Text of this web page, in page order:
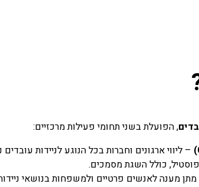
,הפועלת בשני תחומי פעילות מרכזיים:
– ליווי ארגונים וחברות בכל הנוגע לניידות
כולל השגת מסמכים.
מתן מענה לאנשים פרטיים ולמשפחות בנושאי